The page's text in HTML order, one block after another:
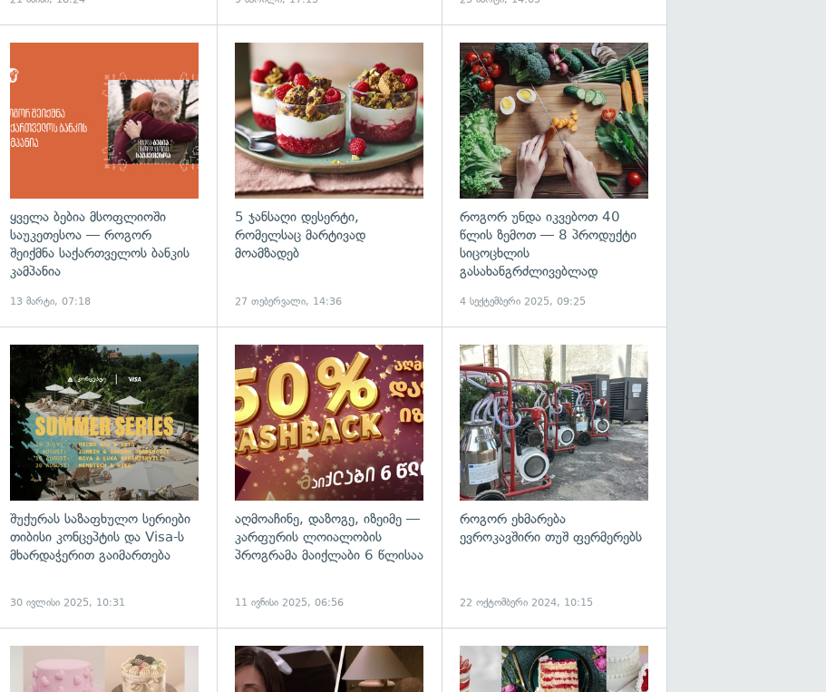
ყველა ბებია მსოფლიოში
საუკეთესოა — როგორ
შეიქმნა საქართველოს ბანკის
კამპანია
13 მარტი, 07:18
5 ჯანსაღი დესერტი,
რომელსაც მარტივად
მოამზადებ
27 თებერვალი, 14:36
როგორ უნდა იკვებოთ 40
წლის ზემოთ — 8 პროდუქტი
სიცოცხლის
გასახანგრძლივებლად
4 სექტემბერი 2025, 09:25
გადახედვა
შუქურას საზაფხულო სერიები
თიბისი კონცეპტის და Visa-ს
მხარდაჭერით გაიმართება
30 ივლისი 2025, 10:31
აღმოაჩინე, დაზოგე, იზეიმე —
კარფურის ლოიალობის
პროგრამა მაიქლაბი 6 წლისაა
11 ივნისი 2025, 06:56
როგორ ეხმარება
ევროკავშირი თუშ ფერმერებს
22 ოქტომბერი 2024, 10:15